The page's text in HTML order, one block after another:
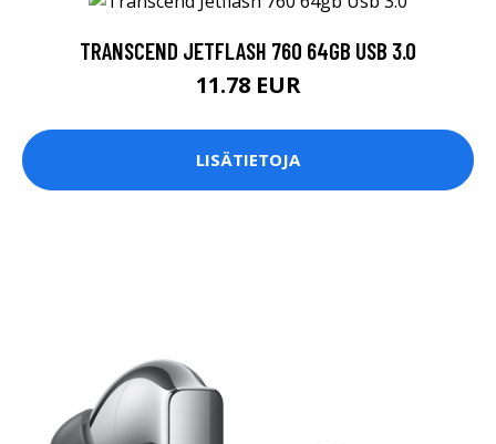
TRANSCEND JETFLASH 760 64GB USB 3.0
11.78 EUR
LISÄTIETOJA